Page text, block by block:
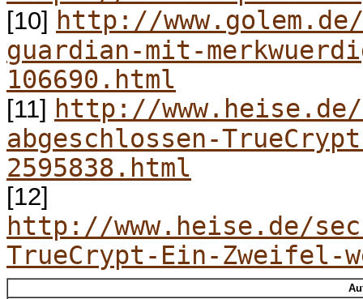
[10] http://
guardian-mit-
106690.html
[11] http://
abgeschlossen-
2595838.html
[12]
http://www.heise.de/
TrueCrypt-Ein-Zweifel-